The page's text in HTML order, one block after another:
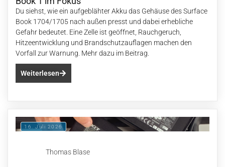
Du siehst, wie ein aufgeblähter Akku das Gehäuse des Surface
Book 1704/1705 nach außen presst und dabei erhebliche
Gefahr bedeutet. Eine Zelle ist geöffnet, Rauchgeruch,
Hitzeentwicklung und Brandschutzauflagen machen den
Vorfall zur Warnung. Mehr dazu im Beitrag.
Weiterlesen
16. Juli 2026
Thomas Blase